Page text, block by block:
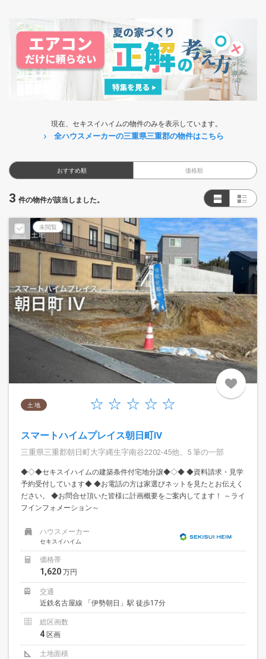
現在、セキスイハイムの物件のみを表示しています。
全ハウスメーカーの三重県三重郡の物件はこちら
おすすめ順 価格順
3 件の物件が該当しました。
未閲覧
土 地
スマートハイムプレイス朝日町IV
三重県三重郡朝日町大字縄生字南谷2202-45他、5 筆の一部
◆◇◆セキスイハイムの建築条件付宅地分譲◆◇◆ ◆資料請求・見学
予約受付しています◆ ◆お電話の方は家選びネットを見たとお伝えく
ださい。 ◆お問合せ頂いた皆様に計画概要をご案内してます！ ～ライ
フインフォメーション～
ハウスメーカー
セキスイハイム
価格帯
1,620 万円
交通
近鉄名古屋線 「伊勢朝日」駅 徒歩17分
総区画数
4 区画
土地面積